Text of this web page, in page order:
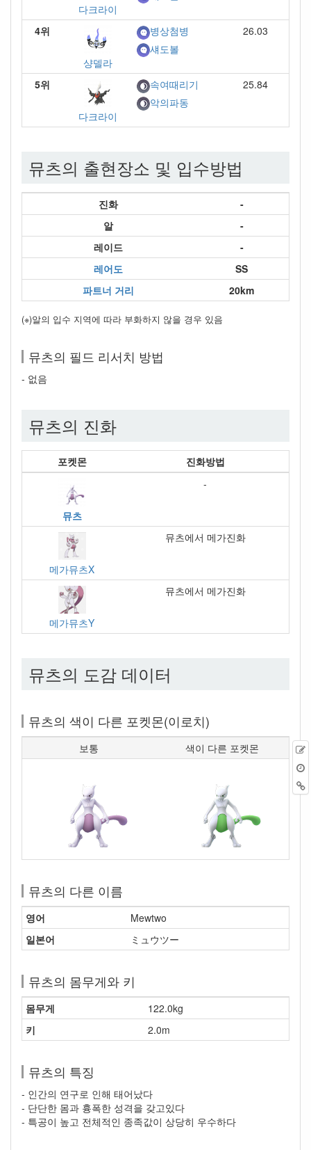
다크라이
4위
샹델라
병상첨병
섀도볼
26.03
5위
다크라이
속여때리기
악의파동
25.84
뮤츠의 출현장소 및 입수방법
진화
-
알
-
레이드
-
레어도
SS
파트너 거리
20km
(※)알의 입수 지역에 따라 부화하지 않을 경우 있음
뮤츠의 필드 리서치 방법
- 없음
뮤츠의 진화
포켓몬 진화방법
뮤츠
-
메가뮤츠X
뮤츠에서 메가진화
메가뮤츠Y
뮤츠에서 메가진화
뮤츠의 도감 데이터
뮤츠의 색이 다른 포켓몬(이로치)
보통 색이 다른 포켓몬
뮤츠의 다른 이름
영어
Mewtwo
일본어
ミュウツー
뮤츠의 몸무게와 키
몸무게
122.0kg
키
2.0m
뮤츠의 특징
- 인간의 연구로 인해 태어났다
- 단단한 몸과 흉폭한 성격을 갖고있다
- 특공이 높고 전체적인 종족값이 상당히 우수하다